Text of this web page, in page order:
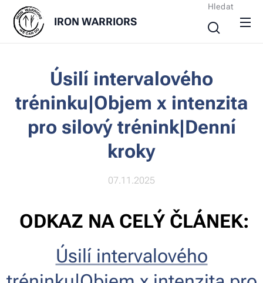
IRON WARRIORS
Hledat
Úsilí intervalového
tréninku|Objem x intenzita
pro silový trénink|Denní
kroky
07.11.2025
ODKAZ NA CELÝ ČLÁNEK:
Úsilí intervalového